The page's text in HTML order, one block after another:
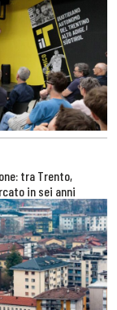
tra Trento,
in sei anni